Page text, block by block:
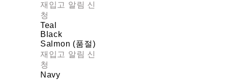
재입고 알림 신
청
Teal
Black
Salmon (품절)
재입고 알림 신
청
Navy